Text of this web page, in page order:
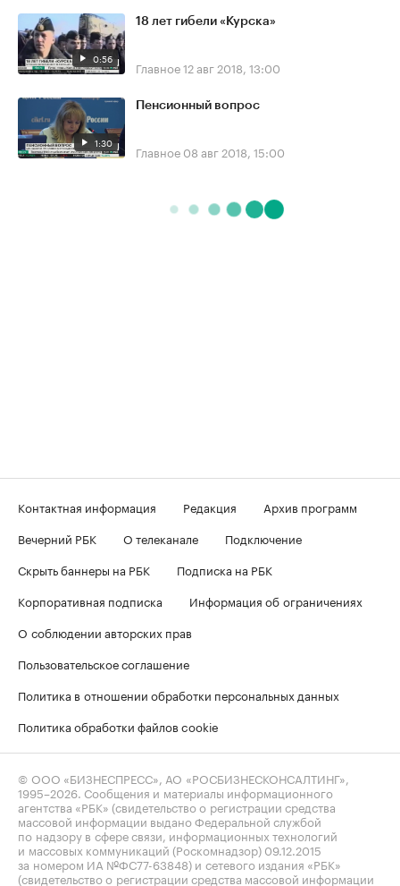
0:56
18 лет гибели «Курска»
Главное12 авг 2018, 13:00
1:30
Пенсионный вопрос
Главное 08 авг 2018, 15:00
Контактная информация Редакция
Архив программ
Вечерний РБК
О телеканале
Подключение
Скрыть баннеры на РБК
Подписка на РБК
Корпоративная подписка
Информация об ограничениях
О соблюдении авторских прав
Пользовательское соглашение
Политика в отношении обработки персональных данных
Политика обработки файлов cookie
© ООО «БИЗНЕСПРЕСС», АО «РОСБИЗНЕСКОНСАЛТИНГ»,
1995–2026 . Сообщения и материалы информационного
агентства «РБК» (свидетельство о регистрации средства
массовой информации выдано Федеральной службой
по надзору в сфере связи, информационных технологий
и массовых коммуникаций (Роскомнадзор) 09.12.2015
за номером ИА №ФС77-63848) и сетевого издания «РБК»
(свидетельство о регистрации средства массовой информации